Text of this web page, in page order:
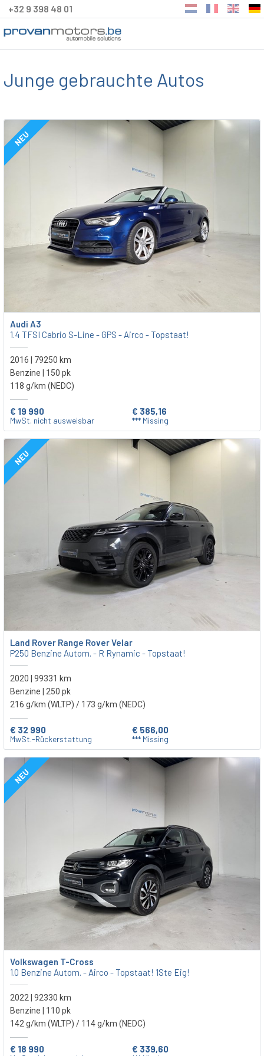
+32 9 398 48 01
Junge gebrauchte Autos
NEU
Audi A3
1.4 TFSI Cabrio S-Line - GPS - Airco - Topstaat!
2016 | 79250 km
Benzine | 150 pk
118 g/km (NEDC)
€ 19 990
MwSt. nicht ausweisbar
€ 385,16
*** Missing
NEU
Land Rover Range Rover Velar
P250 Benzine Autom. - R Rynamic - Topstaat!
2020 | 99331 km
Benzine | 250 pk
216 g/km (WLTP) / 173 g/km (NEDC)
€ 32 990
MwSt.-Rückerstattung
€ 566,00
*** Missing
NEU
Volkswagen T-Cross
1.0 Benzine Autom. - Airco - Topstaat! 1Ste Eig!
2022 | 92330 km
Benzine | 110 pk
142 g/km (WLTP) / 114 g/km (NEDC)
€ 18 990 € 339,60